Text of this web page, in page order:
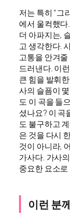
저는 특히 “그
에서 울컥했
더 아파지는,
고 생각한다.
고통을 안겨
드러낸다. 이
큰 힘을 발휘
사의 슬픔이
도 이 곡을 들
셨나요? 이 곡
도 불구하고
은 것을 다시
것이 아니라,
가사다. 가사
중요한 요소
이런 분